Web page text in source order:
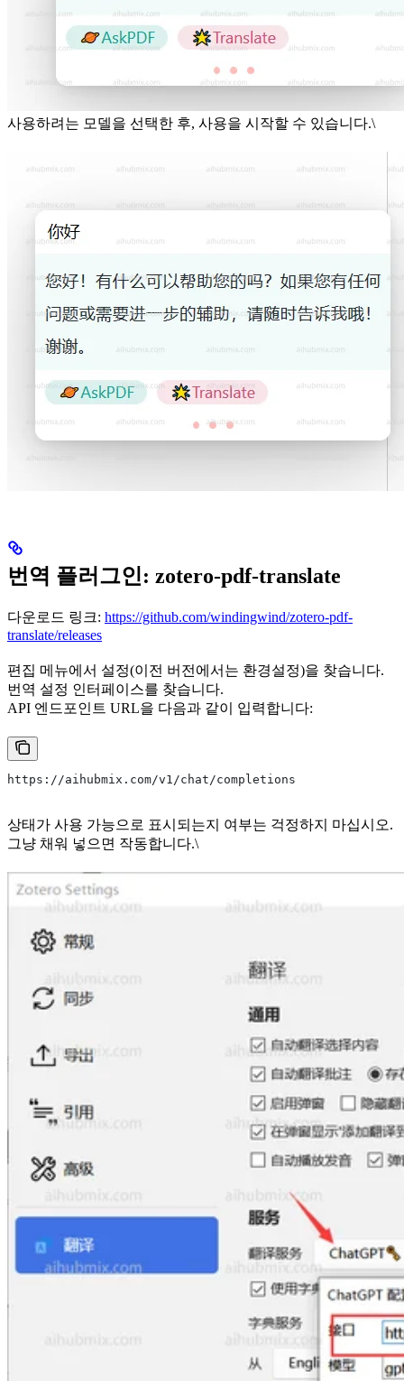
사용하려는 모델을 선택한 후, 사용을 시작할 수 있습니다.\
번역 플러그인: zotero-pdf-translate
다운로드 링크: https://github.com/windingwind/zotero-pdf-
translate/releases
편집 메뉴에서 설정(이전 버전에서는 환경설정)을 찾습니다.
번역 설정 인터페이스를 찾습니다.
API 엔드포인트 URL을 다음과 같이 입력합니다:
https://aihubmix.com/v1/chat/completions
상태가 사용 가능으로 표시되는지 여부는 걱정하지 마십시오.
그냥 채워 넣으면 작동합니다.\